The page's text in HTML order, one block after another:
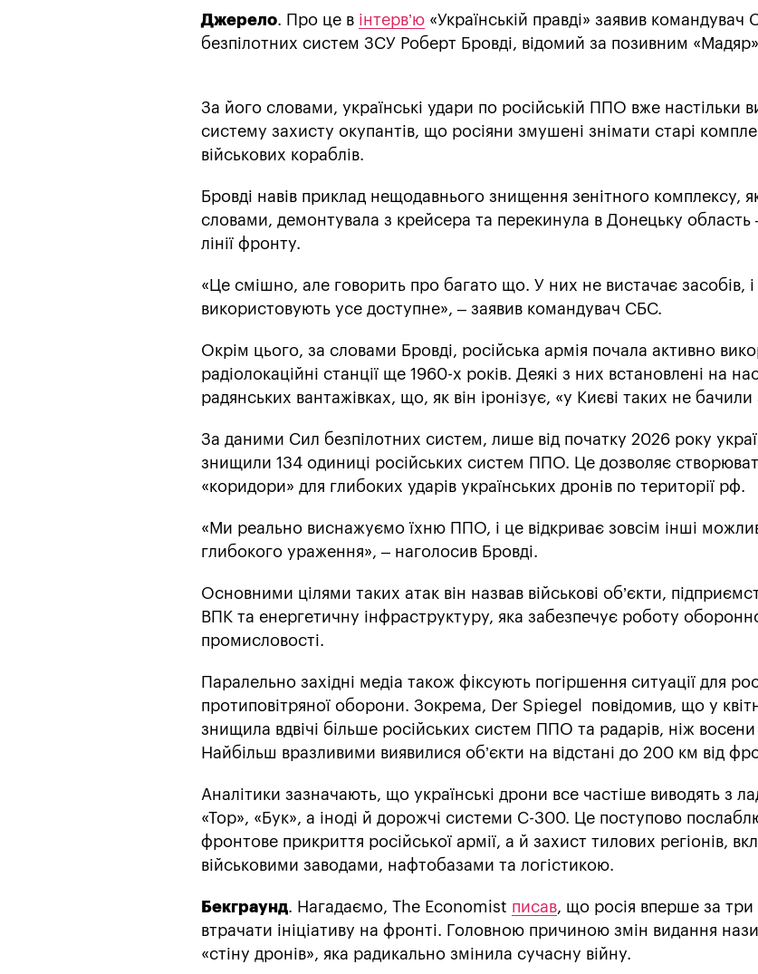
Джерело. Про це в інтерв’ю «Українській правді» заявив командувач
безпілотних систем ЗСУ Роберт Бровді, відомий за позивним
За його словами, українські удари по російській ППО вже настільки
систему захисту окупантів, що росіяни змушені знімати старі
військових кораблів.
Бровді навів приклад нещодавнього знищення зенітного комплексу,
словами, демонтувала з крейсера та перекинула в Донецьку область
лінії фронту.
«Це смішно, але говорить про багато що. У них не вистачає засобів,
використовують усе доступне», – заявив командувач СБС.
Окрім цього, за словами Бровді, російська армія почала активно
радіолокаційні станції ще 1960-х років. Деякі з них встановлені на
радянських вантажівках, що, як він іронізує, «у Києві таких не бачили
За даними Сил безпілотних систем, лише від початку 2026 року
знищили 134 одиниці російських систем ППО. Це дозволяє
«коридори» для глибоких ударів українських дронів по території рф.
«Ми реально виснажуємо їхню ППО, і це відкриває зовсім інші
глибокого ураження», – наголосив Бровді.
Основними цілями таких атак він назвав військові об’єкти,
ВПК та енергетичну інфраструктуру, яка забезпечує роботу
промисловості.
Паралельно західні медіа також фіксують погіршення ситуації для
протиповітряної оборони. Зокрема, Der Spiegel повідомив, що у
знищила вдвічі більше російських систем ППО та радарів, ніж
Найбільш вразливими виявилися об’єкти на відстані до 200 км від
Аналітики зазначають, що українські дрони все частіше виводять з
«Тор», «Бук», а іноді й дорожчі системи С-300. Це поступово
фронтове прикриття російської армії, а й захист тилових регіонів,
військовими заводами, нафтобазами та логістикою.
Бекграунд. Нагадаємо, The Economist писав, що росія вперше за
втрачати ініціативу на фронті. Головною причиною змін видання
«стіну дронів», яка радикально змінила сучасну війну.